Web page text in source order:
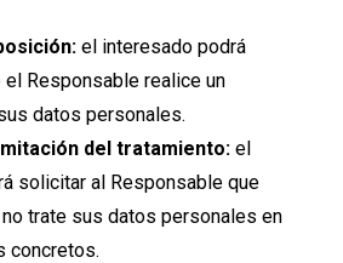
el interesado podrá
Responsable realice un
datos personales.
del tratamiento:el
solicitar al Responsable que
trate sus datos personales en
concretos.